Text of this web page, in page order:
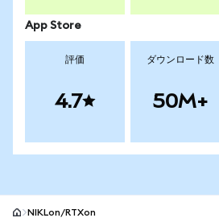
App Store
評価
4.7
ダウンロード数
50M+
NIKLon/RTXon